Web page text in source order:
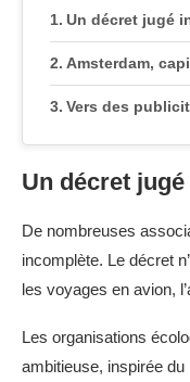
Un décret jugé
Amsterdam,
Vers des
Un décret
De nombreuses
incomplète. Le décret
les voyages en avion,
Les organisations
ambitieuse, inspirée